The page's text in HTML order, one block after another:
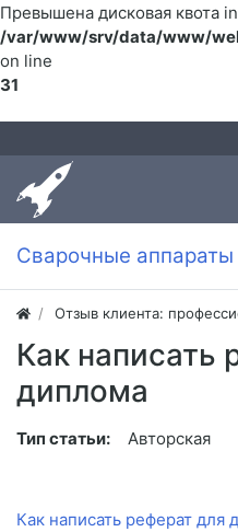
Превышена дисковая квота in
/var/www/srv/data/www/
on line
31
Сварочные аппараты
Отзыв клиента:
Как написать
диплома
Тип статьи: Авторская
Как написать реферат для